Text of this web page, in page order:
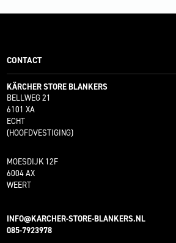
CONTACT
KÄRCHER STORE BLANKERS
BELLWEG 21
6101 XA
ECHT
(HOOFDVESTIGING)
MOESDIJK 12F
6004 AX
WEERT
INFO@KARCHER-STORE-BLANKERS.NL
085-7923978